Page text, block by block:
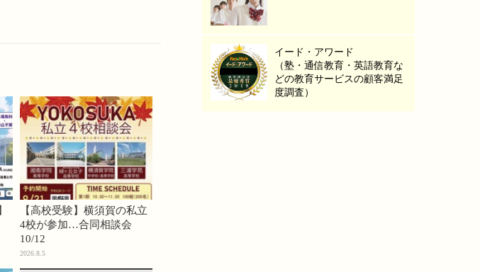
【高校受験】横須賀の私立
4校が参加…合同相談会
10/12
2026.8.5
イード・アワード
（塾・通信教育・英語教育な
どの教育サービスの顧客満足
度調査）